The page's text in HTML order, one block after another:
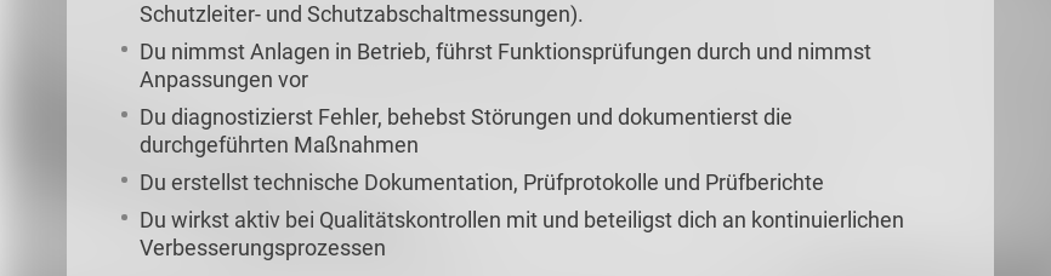
Schutzleiter- und Schutzabschaltmessungen).
Du nimmst Anlagen in Betrieb, führst Funktionsprüfungen durch und nimmst
Anpassungen vor
Du diagnostizierst Fehler, behebst Störungen und dokumentierst die
durchgeführten Maßnahmen
Du erstellst technische Dokumentation, Prüfprotokolle und Prüfberichte
Du wirkst aktiv bei Qualitätskontrollen mit und beteiligst dich an kontinuierlichen
Verbesserungsprozessen